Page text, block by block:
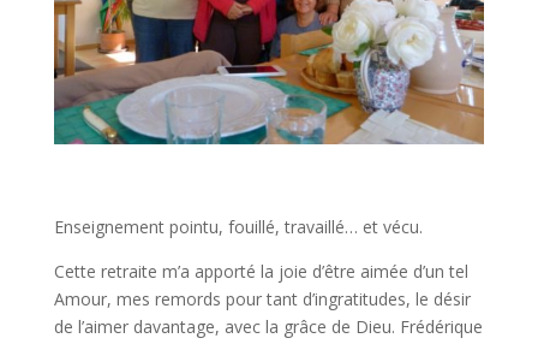
Enseignement pointu, fouillé, travaillé… et vécu.
Cette retraite m’a apporté la joie d’être aimée d’un tel
Amour, mes remords pour tant d’ingratitudes, le désir
de l’aimer davantage, avec la grâce de Dieu. Frédérique